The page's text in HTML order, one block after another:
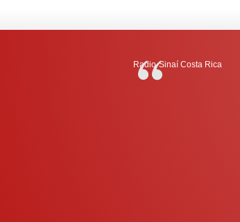
Radio-Sinaí Costa Rica